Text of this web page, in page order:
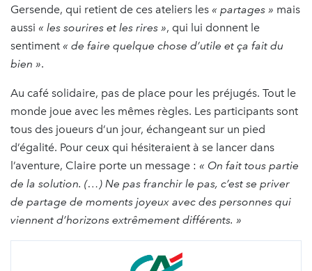
Gersende, qui retient de ces ateliers les « partages » mais
aussi « les sourires et les rires », qui lui donnent le
sentiment « de faire quelque chose d’utile et ça fait du
bien ».
Au café solidaire, pas de place pour les préjugés. Tout le
monde joue avec les mêmes règles. Les participants sont
tous des joueurs d’un jour, échangeant sur un pied
d’égalité. Pour ceux qui hésiteraient à se lancer dans
l’aventure, Claire porte un message : « On fait tous partie
de la solution. (…) Ne pas franchir le pas, c’est se priver
de partage de moments joyeux avec des personnes qui
viennent d’horizons extrêmement différents. »